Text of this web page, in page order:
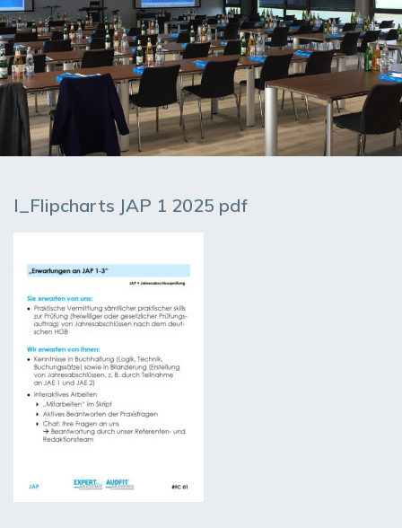
I_Flipcharts JAP 1 2025 pdf